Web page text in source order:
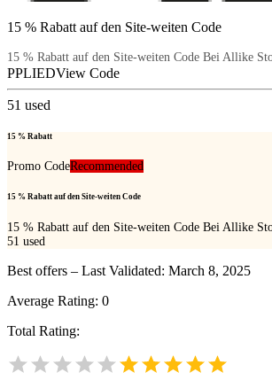
15 % Rabatt auf den Site-weiten Code
15 % Rabatt auf den Site-weiten Code Bei Allike
PPLIEDView Code
51 used
15 % Rabatt
Promo CodeRecommended
15 % Rabatt auf den Site-weiten Code
15 % Rabatt auf den Site-weiten Code Bei Allike
51 used
Best offers – Last Validated: March 8, 2025
Average Rating: 0
Total Rating: